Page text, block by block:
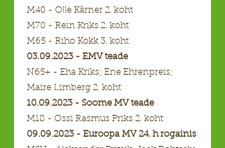
M40 - Olle Kärner 2. koht
M70 - Rein Kriks 2. koht
M65 - Riho Kokk 3. koht
03.09.2023 - EMV teade
N65+ - Eha Kriks; Ene Ehrenpreis;
Maire Limberg 2. koht
10.09.2023 - Soome MV teade
M18 - Ossi Rasmus Priks 2. koht
09.09.2023 - Euroopa MV 24. h rogainis